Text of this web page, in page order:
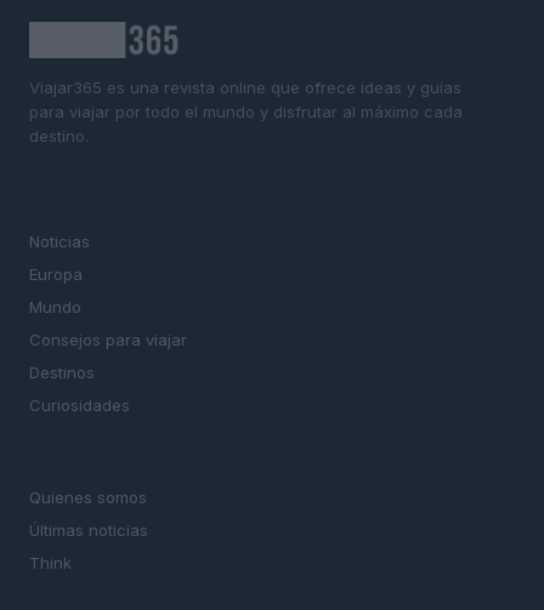
Viajar365 es una revista online que ofrece ideas y guías
para viajar por todo el mundo y disfrutar al máximo cada
destino.
Noticias
Europa
Mundo
Consejos para viajar
Destinos
Curiosidades
Quienes somos
Últimas noticias
Think